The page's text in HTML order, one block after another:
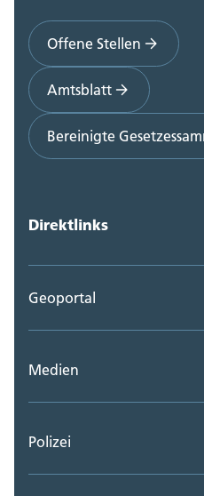
Offene Stellen
Amtsblatt
Bereinigte
Direktlinks
Geoportal
Medien
Polizei